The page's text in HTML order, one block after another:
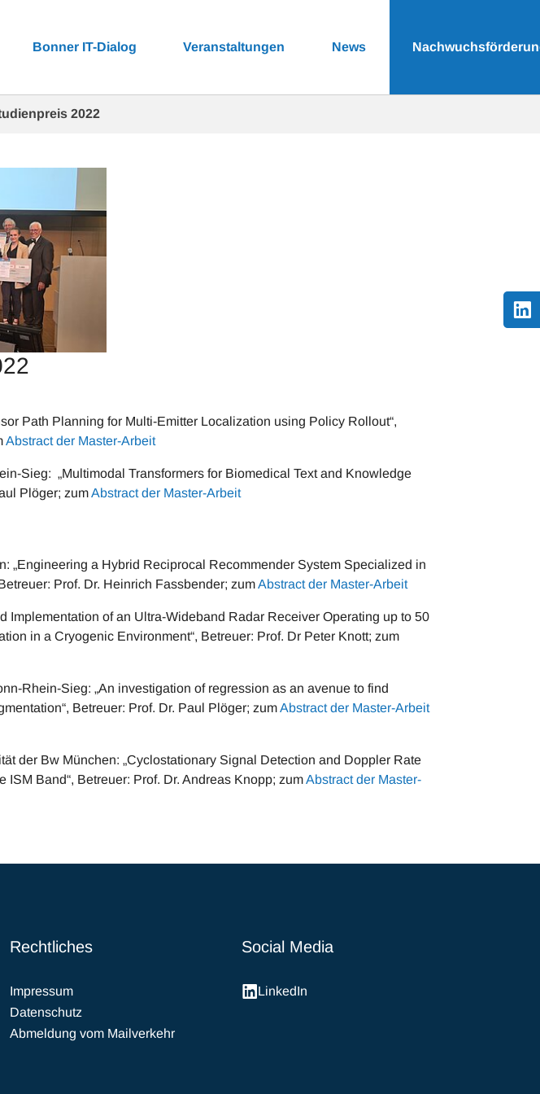
Bonner IT-Dialog Veranstaltungen News
2022
Path Planning for Multi-Emitter Localization using Policy Rollout“,
Abstract der Master-Arbeit
Sieg: „Multimodal Transformers for Biomedical Text and Knowledge
Plöger; zumAbstract der Master-Arbeit
„Engineering a Hybrid Reciprocal Recommender System Specialized in
Prof. Dr. Heinrich Fassbender; zumAbstract der Master-Arbeit
Implementation of an Ultra-Wideband Radar Receiver Operating up to 50
in a Cryogenic Environment“, Betreuer: Prof. Dr Peter Knott; zum
Rhein-Sieg: „An investigation of regression as an avenue to find
Betreuer: Prof. Dr. Paul Plöger; zumAbstract der Master-Arbeit
der Bw München: „Cyclostationary Signal Detection and Doppler Rate
Band“, Betreuer: Prof. Dr. Andreas Knopp; zumAbstract der Master-
Rechtliches
Impressum
Datenschutz
Abmeldung vom Mailverkehr
Social Media
LinkedIn